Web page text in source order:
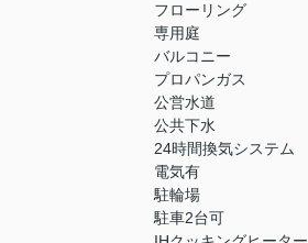
フローリング
専用庭
バルコニー
プロパンガス
公営水道
公共下水
24時間換気システム
電気有
駐輪場
駐車2台可